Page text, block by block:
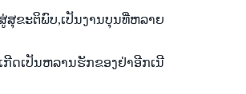
ສຸຂະຕິພົບ,ເປັນງານບຸນທີ່ຫລາຍ
ເກີດເປັນຫລານຮັກຂອງຢ່າອີກເນີ